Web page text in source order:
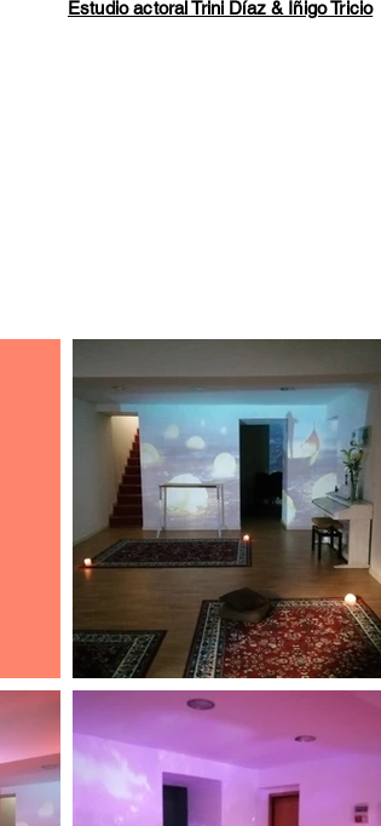
Estudio actoral Trini Díaz & Íñigo Tricio